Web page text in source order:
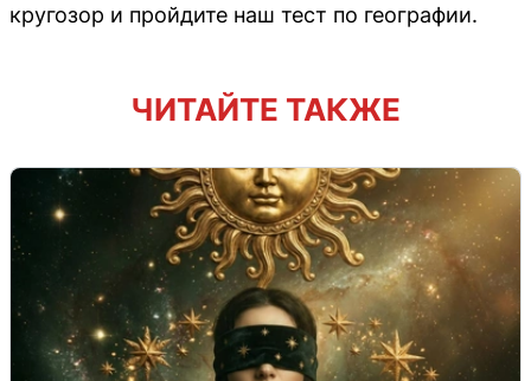
кругозор и пройдите наш тест по географии.
ЧИТАЙТЕ ТАКЖЕ